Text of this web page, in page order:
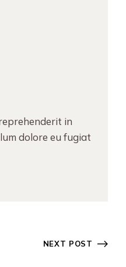
in
dolore eu fugiat
NEXT POST